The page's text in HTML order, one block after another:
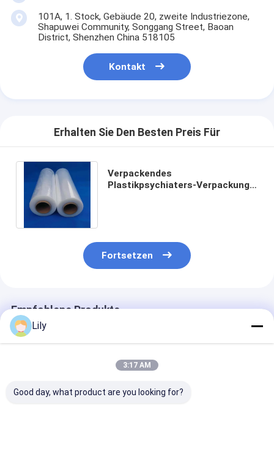
101A, 1. Stock, Gebäude 20, zweite Industriezone,
Shapuwei Community, Songgang Street, Baoan
District, Shenzhen China 518105
Kontakt
Erhalten Sie Den Besten Preis Für
Verpackendes
Plastikpsychiaters-Verpackung
Fortsetzen
Empfohlene Produkte
Lily
3:17 AM
Good day, what product are you looking for?